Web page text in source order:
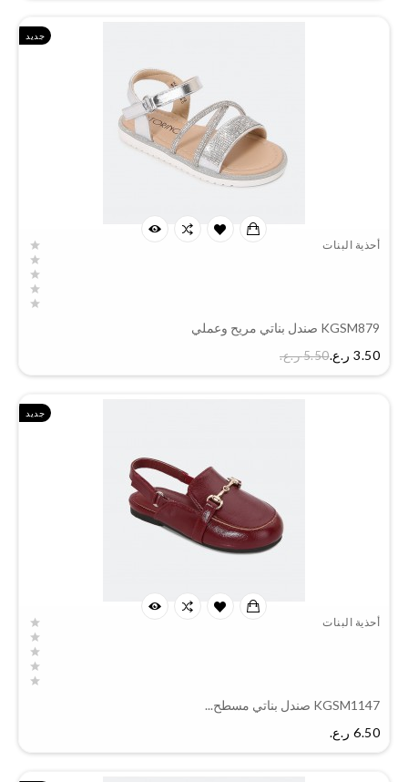
جديد
أحذية البنات
KGSM879 صندل بناتي مريح وعملي
3.50 ر.ع.‏
5.50 ر.ع.‏
جديد
أحذية البنات
KGSM1147 صندل بناتي مسطح...
6.50 ر.ع.‏